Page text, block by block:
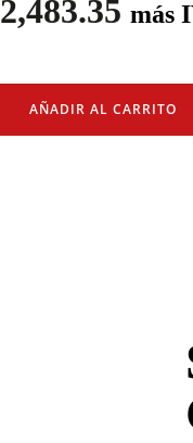
2,483.35 más
AÑADIR AL CARRITO